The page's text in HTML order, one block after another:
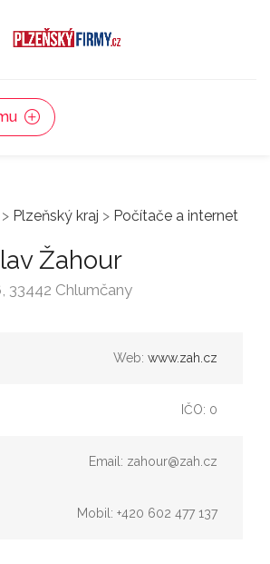
> Plzeňský kraj > Počítače a internet
Žahour
33442 Chlumčany
Web: www.zah.cz
IČO: 0
Email: zahour@zah.cz
Mobil: +420 602 477 137